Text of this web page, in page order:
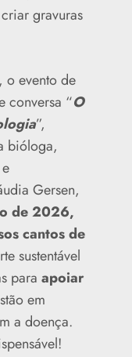
gravuras
o evento de
conversa “O
”,
bióloga,
Gersen,
de 2026,
cantos de
sustentável
para apoiar
em
a doença.